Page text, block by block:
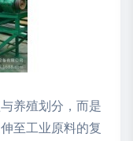
养殖划分，而是
至工业原料的复